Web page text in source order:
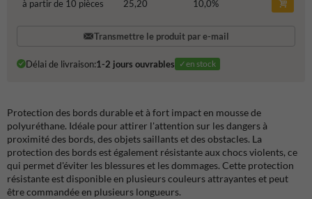
à partir de 10 pièces
25,20 10,0%
Transmettre le produit par e-mail
Délai de livraison:1-2 jours ouvrables ✓en stock
Protection des bords durable et à fort impact en mousse de
polyuréthane. Idéale pour attirer l'attention sur les dangers à
proximité des bords, des objets saillants et des obstacles. La
protection des bords est également résistante aux chocs violents, ce
qui permet d'éviter les blessures et les dommages. Cette protection
résistante est disponible en plusieurs couleurs attrayantes et peut
être commandée en plusieurs longueurs.